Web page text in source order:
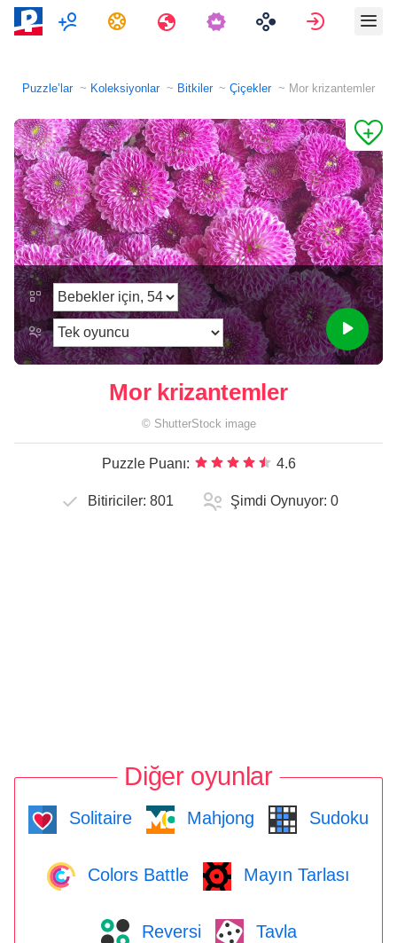
Çok oyunculu
Görevler Seyahatler Giriş Yap
Puzzle’lar Koleksiyonlar Bitkiler Çiçekler Mor krizantemler
Mor krizantemler
© ShutterStock image
Puzzle Puanı: 4.6
Bitiriciler: 801 Şimdi Oynuyor: 0
Diğer oyunlar
Solitaire Mahjong Sudoku
Colors Battle Mayın Tarlası
Reversi Tavla